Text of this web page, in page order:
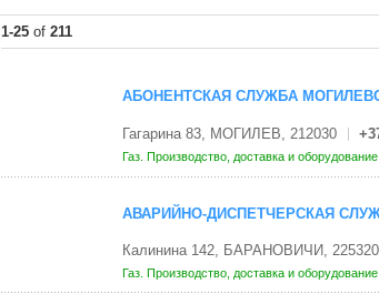
1-25of 211
АБОНЕНТСКАЯ СЛУЖБА
Гагарина 83, МОГИЛЕВ, 212030
Газ. Производство, доставка и оборудование
АВАРИЙНО-ДИСПЕТЧЕРСКАЯ
Калинина 142, БАРАНОВИЧИ, 225320
Газ. Производство, доставка и оборудование